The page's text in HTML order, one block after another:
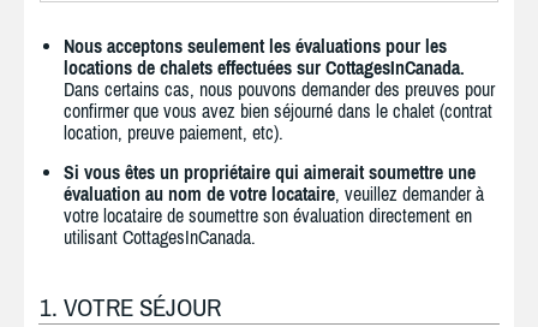
Nous acceptons seulement les évaluations pour les
locations de chalets effectuées sur CottagesInCanada.
Dans certains cas, nous pouvons demander des preuves pour
confirmer que vous avez bien séjourné dans le chalet (contrat
location, preuve paiement, etc).
Si vous êtes un propriétaire qui aimerait soumettre une
évaluation au nom de votre locataire, veuillez demander à
votre locataire de soumettre son évaluation directement en
utilisant CottagesInCanada.
1. VOTRE SÉJOUR